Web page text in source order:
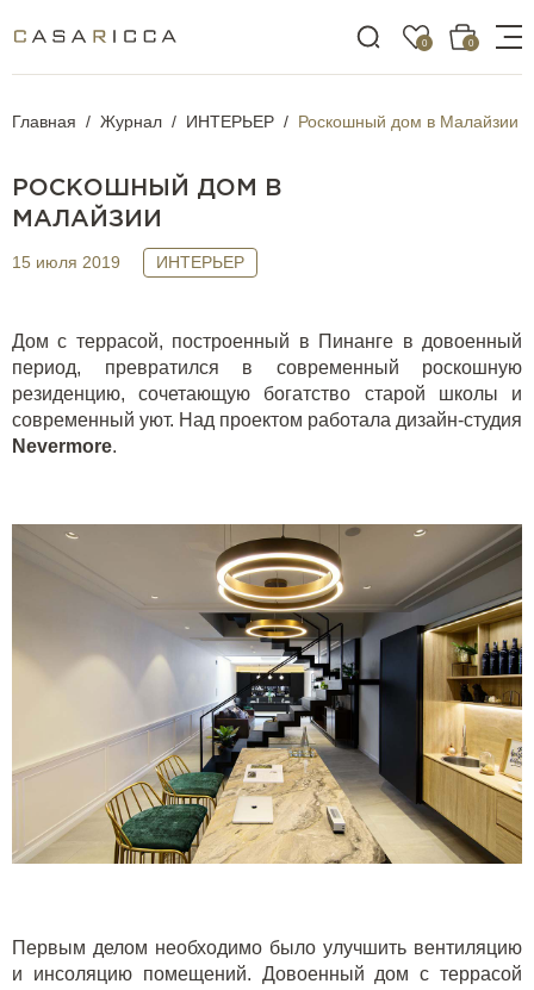
0 0
Главная Журнал ИНТЕРЬЕР Роскошный дом в Малайзии
РОСКОШНЫЙ ДОМ В
МАЛАЙЗИИ
15 июля 2019 ИНТЕРЬЕР
Дом с террасой, построенный в Пинанге в довоенный
период, превратился в современный роскошную
резиденцию, сочетающую богатство старой школы и
современный уют. Над проектом работала дизайн-студия
Nevermore.
Первым делом необходимо было улучшить вентиляцию
и инсоляцию помещений. Довоенный дом с террасой